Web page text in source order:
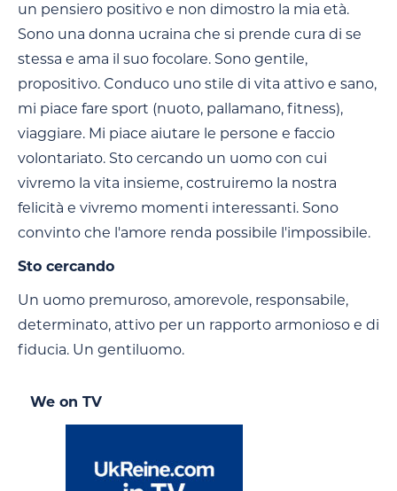
un pensiero positivo e non dimostro la mia età.
Sono una donna ucraina che si prende cura di se
stessa e ama il suo focolare. Sono gentile,
propositivo. Conduco uno stile di vita attivo e sano,
mi piace fare sport (nuoto, pallamano, fitness),
viaggiare. Mi piace aiutare le persone e faccio
volontariato. Sto cercando un uomo con cui
vivremo la vita insieme, costruiremo la nostra
felicità e vivremo momenti interessanti. Sono
convinto che l'amore renda possibile l'impossibile.
Sto cercando
Un uomo premuroso, amorevole, responsabile,
determinato, attivo per un rapporto armonioso e di
fiducia. Un gentiluomo.
We on TV